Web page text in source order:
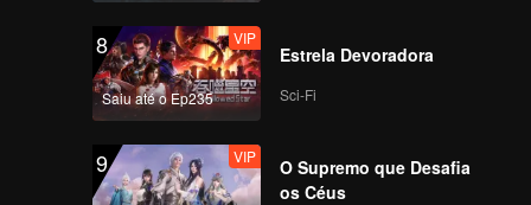
8
Saiu até o Ep235
VIP
Estrela Devoradora
Sci-Fi
9 VIP
O Supremo que Desafia
os Céus